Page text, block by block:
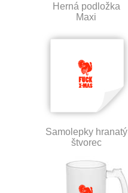
Herná podložka
Maxi
Samolepky hranatý
štvorec